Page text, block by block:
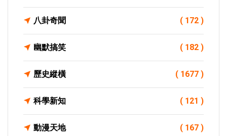
八卦奇聞 ( 172 )
幽默搞笑 ( 182 )
歷史縱橫 ( 1677 )
科學新知 ( 121 )
動漫天地 ( 167 )